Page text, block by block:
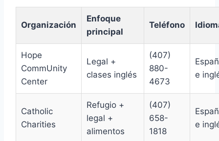
Organización
Enfoque
principal
Teléfono
Hope
CommUnity
Center
Legal +
clases inglés
(407)
880-
4673
e
Catholic
Charities
Refugio +
legal +
alimentos
(407)
658-
1818
e